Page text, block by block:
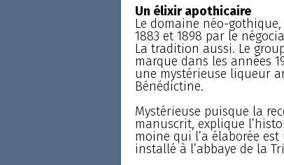
Un élixir apothicaire
Le domaine néo-
1883 et 1898 par le
La tradition aussi. Le
marque dans les années
une mystérieuse liqueur
Bénédictine.
Mystérieuse puisque la
manuscrit, explique
moine qui l’a élaborée
installé à l’abbaye de la